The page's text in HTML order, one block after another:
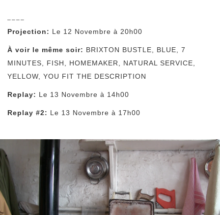
––––
Projection: Le 12 Novembre à 20h00
À voir le même soir: BRIXTON BUSTLE BLUE
7
MINUTES
FISH HOMEMAKER NATURAL SERVICE
YELLOW
YOU FIT THE DESCRIPTION
Replay: Le 13 Novembre à 14h00
Replay #2: Le 13 Novembre à 17h00